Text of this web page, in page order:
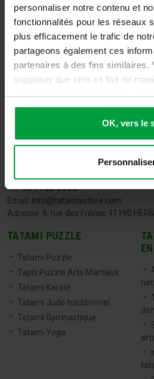
personnaliser notre contenu et
fonctionnalités pour les réseaux
plus efficacement le trafic de
partageons également ces
partenaires à des fins similaires.
supposer que cela se fait de
accepter ou ajustez
OK, vers le
Détails
Tel:06 71 20 04 30
Email: info@tatamixstore.com
Adresse: 8, rue des Frênes 41190
TATAMI PUZZLE
Tatami Puzzle
Tapis Puzzle Arts Martiaux
Tatami Karaté
Tatami Judo traditionnel
Tatami Gymnastique
Tatami Yoga